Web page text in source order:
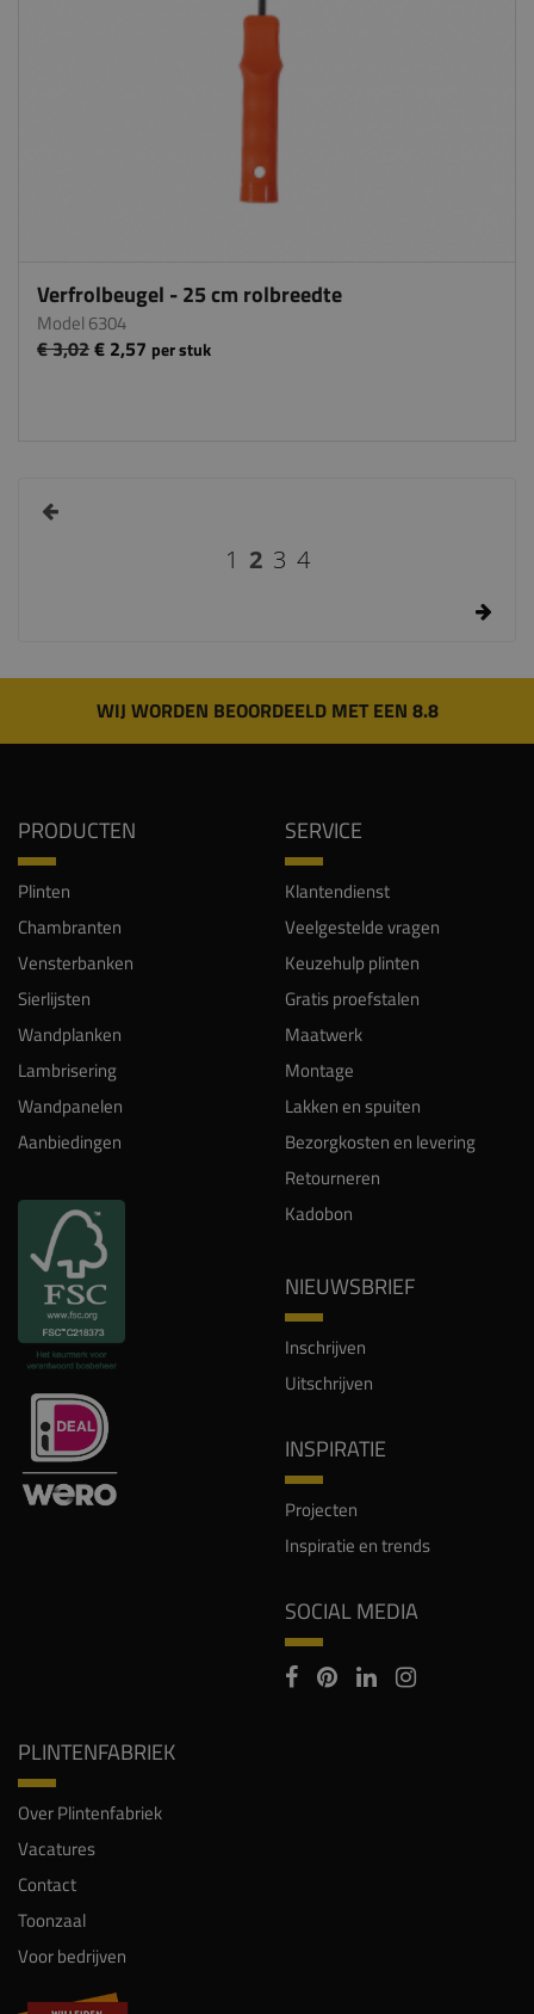
Verfrolbeugel - 25 cm rolbreedte
Model 6304
€ 3,02€ 2,57 per stuk
1 2 3 4
WIJ WORDEN BEOORDEELD MET EEN 8.8
PRODUCTEN
Plinten
Chambranten
Vensterbanken
Sierlijsten
Wandplanken
Lambrisering
Wandpanelen
Aanbiedingen
SERVICE
Klantendienst
Veelgestelde vragen
Keuzehulp plinten
Gratis proefstalen
Maatwerk
Montage
Lakken en spuiten
Bezorgkosten en levering
Retourneren
Kadobon
NIEUWSBRIEF
Inschrijven
Uitschrijven
INSPIRATIE
Projecten
Inspiratie en trends
SOCIAL MEDIA
PLINTENFABRIEK
Over Plintenfabriek
Vacatures
Contact
Toonzaal
Voor bedrijven